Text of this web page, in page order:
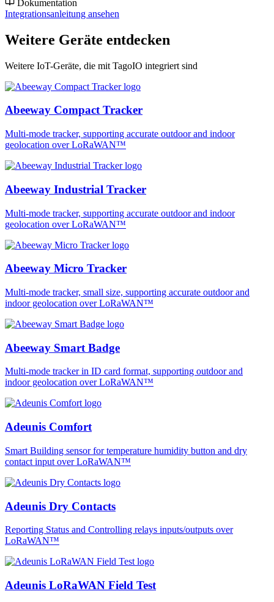
Dokumentation
Integrationsanleitung ansehen
Weitere Geräte entdecken
Weitere IoT-Geräte, die mit TagoIO integriert sind
Abeeway Compact Tracker
Multi-mode tracker, supporting accurate outdoor and indoor
geolocation over LoRaWAN™
Abeeway Industrial Tracker
Multi-mode tracker, supporting accurate outdoor and indoor
geolocation over LoRaWAN™
Abeeway Micro Tracker
Multi-mode tracker, small size, supporting accurate outdoor and
indoor geolocation over LoRaWAN™
Abeeway Smart Badge
Multi-mode tracker in ID card format, supporting outdoor and
indoor geolocation over LoRaWAN™
Adeunis Comfort
Smart Building sensor for temperature humidity button and dry
contact input over LoRaWAN™
Adeunis Dry Contacts
Reporting Status and Controlling relays inputs/outputs over
LoRaWAN™
Adeunis LoRaWAN Field Test